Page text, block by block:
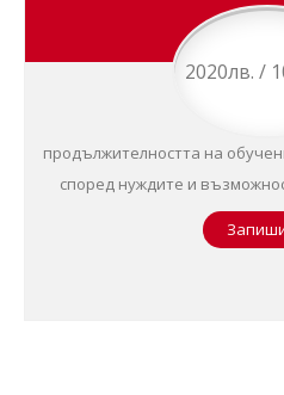
2020лв. /
продължителността на
според нуждите и